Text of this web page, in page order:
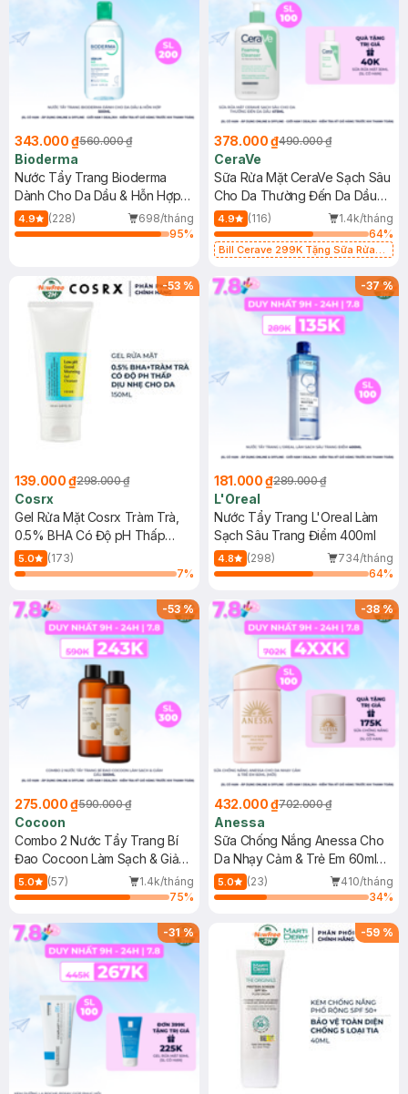
343.000 ₫560.000 ₫
Bioderma
Nước Tẩy Trang Bioderma
Dành Cho Da Dầu & Hỗn Hợp
500ml
4.9 (228)
698/tháng
95%
378.000 ₫490.000 ₫
CeraVe
Sữa Rửa Mặt CeraVe Sạch Sâu
Cho Da Thường Đến Da Dầu
473ml
4.9 (116)
1.4k/tháng
64%
Bill Cerave 299K Tặng Sữa Rửa
-53 %
139.000 ₫298.000 ₫
Cosrx
Gel Rửa Mặt Cosrx Tràm Trà,
0.5% BHA Có Độ pH Thấp
150ml
5.0
(173)
7%
-37%
181.000 ₫289.000 ₫
L'Oreal
Nước Tẩy Trang L'Oreal Làm
Sạch Sâu Trang Điểm 400ml
4.8 (298)
734/tháng
64%
-53%
275.000 ₫590.000 ₫
Cocoon
Combo 2 Nước Tẩy Trang Bí
Đao Cocoon Làm Sạch & Giảm
Dầu 500ml
5.0 (57)
1.4k/tháng
75%
-38%
432.000 ₫702.000 ₫
Anessa
Sữa Chống Nắng Anessa Cho
Da Nhạy Cảm & Trẻ Em 60ml
(Mới)
5.0 (23)
410/tháng
34%
-31% -59 %